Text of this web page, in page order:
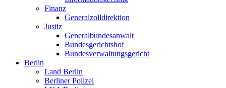
Finanz
Generalzolldirektion
Justiz
Generalbundesanwalt
Bundesgerichtshof
Bundesverwaltungsgericht
Berlin
Land Berlin
Berliner Polizei